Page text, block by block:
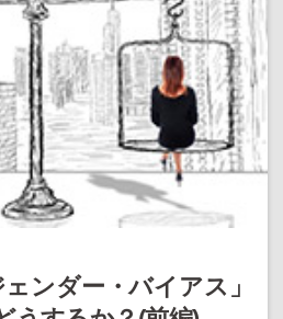
ンダー・バイアス」